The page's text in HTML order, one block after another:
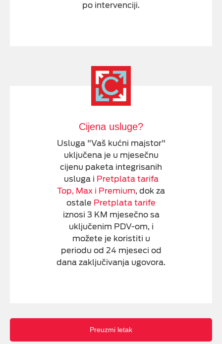
po intervenciji.
Cijena usluge?
Usluga "Vaš kućni majstor"
uključena je u mjesečnu
cijenu paketa integrisanih
usluga i Pretplata tarifa
Top, Max i Premium, dok za
ostale Pretplata tarife
iznosi 3 KM mjesečno sa
uključenim PDV-om, i
možete je koristiti u
periodu od 24 mjeseci od
dana zaključivanja ugovora.
Preuzmi letak